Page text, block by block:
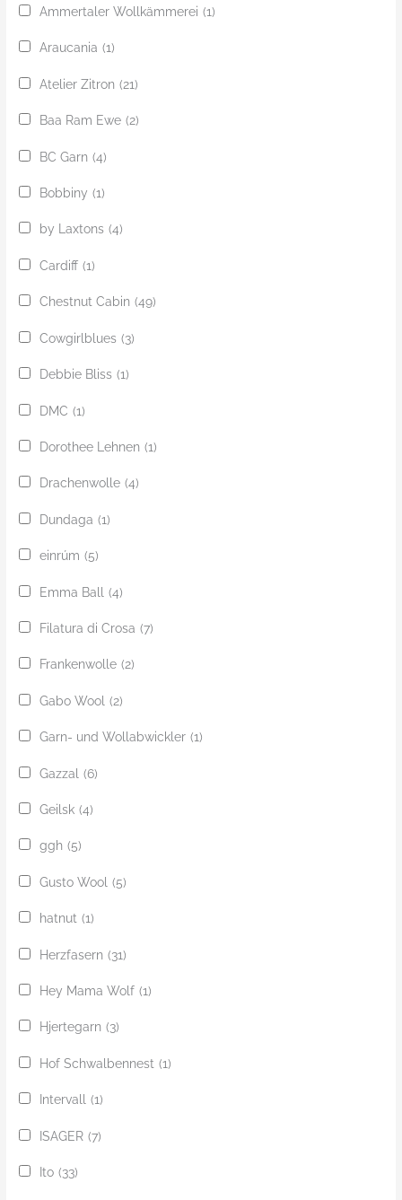
Ammertaler Wollkämmerei (1)
Araucania (1)
Atelier Zitron (21)
Baa Ram Ewe (2)
BC Garn (4)
Bobbiny (1)
by Laxtons (4)
Cardiff (1)
Chestnut Cabin (49)
Cowgirlblues (3)
Debbie Bliss (1)
DMC (1)
Dorothee Lehnen (1)
Drachenwolle (4)
Dundaga (1)
einrúm (5)
Emma Ball (4)
Filatura di Crosa (7)
Frankenwolle (2)
Gabo Wool (2)
Garn- und Wollabwickler (1)
Gazzal (6)
Geilsk (4)
ggh (5)
Gusto Wool (5)
hatnut (1)
Herzfasern (31)
Hey Mama Wolf (1)
Hjertegarn (3)
Hof Schwalbennest (1)
Intervall (1)
ISAGER (7)
Ito (33)